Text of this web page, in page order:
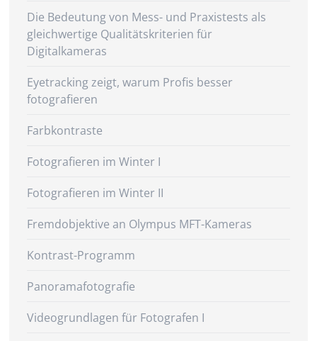
Die Bedeutung von Mess- und Praxistests als
gleichwertige Qualitätskriterien für
Digitalkameras
Eyetracking zeigt, warum Profis besser
fotografieren
Farbkontraste
Fotografieren im Winter I
Fotografieren im Winter II
Fremdobjektive an Olympus MFT-Kameras
Kontrast-Programm
Panoramafotografie
Videogrundlagen für Fotografen I